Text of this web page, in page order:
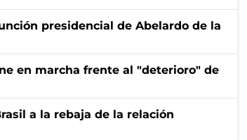
presidencial de Abelardo de la
en marcha frente al "deterioro" de
a la rebaja de la relación